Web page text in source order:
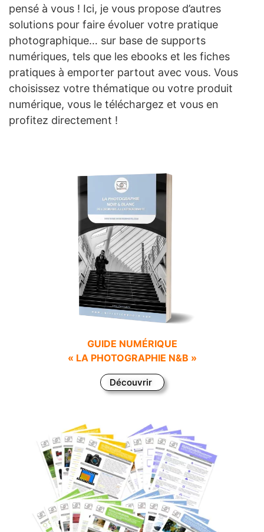
pensé à vous ! Ici, je vous propose d’autres
solutions pour faire évoluer votre pratique
photographique… sur base de supports
numériques, tels que les ebooks et les fiches
pratiques à emporter partout avec vous. Vous
choisissez votre thématique ou votre produit
numérique, vous le téléchargez et vous en
profitez directement !
GUIDE NUMÉRIQUE
« LA PHOTOGRAPHIE N&B »
Découvrir